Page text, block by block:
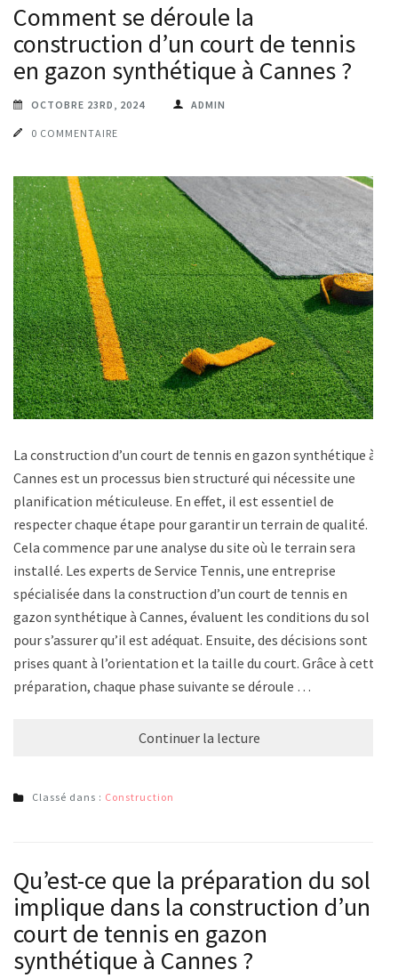
Comment se déroule la
construction d’un court de tennis
en gazon synthétique à Cannes ?
OCTOBRE 23RD, 2024 ADMIN
0 COMMENTAIRE
La construction d’un court de tennis en gazon synthétique à
Cannes est un processus bien structuré qui nécessite une
planification méticuleuse. En effet, il est essentiel de
respecter chaque étape pour garantir un terrain de qualité.
Cela commence par une analyse du site où le terrain sera
installé. Les experts de Service Tennis, une entreprise
spécialisée dans la construction d’un court de tennis en
gazon synthétique à Cannes, évaluent les conditions du sol
pour s’assurer qu’il est adéquat. Ensuite, des décisions sont
prises quant à l’orientation et la taille du court. Grâce à cette
préparation, chaque phase suivante se déroule …
Continuer la lecture
Classé dans : Construction
Qu’est-ce que la préparation du sol
implique dans la construction d’un
court de tennis en gazon
synthétique à Cannes ?